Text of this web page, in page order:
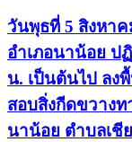
วันพุธที่ 5 สิงหา
อำเภอนาน้อย ป
น. เป็นต้นไป ลง
สอบสิ่งกีดขวาง
นาน้อย ตำบลเชี